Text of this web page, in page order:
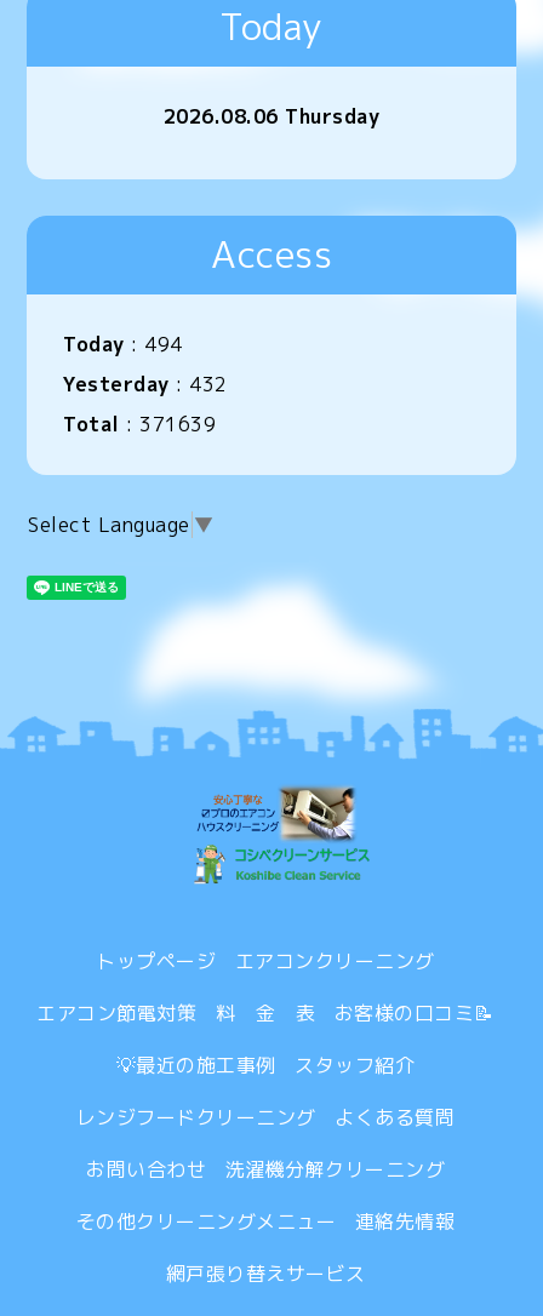
Today
2026.08.06 Thursday
Access
Today : 494
Yesterday : 432
Total : 371639
Select Language ▼
トップページ
エアコンクリーニング
エアコン節電対策
料 金 表
お客様の口コミ📝
💡最近の施工事例
スタッフ紹介
レンジフードクリーニング
よくある質問
お問い合わせ
洗濯機分解クリーニング
その他クリーニングメニュー
連絡先情報
網戸張り替えサービス